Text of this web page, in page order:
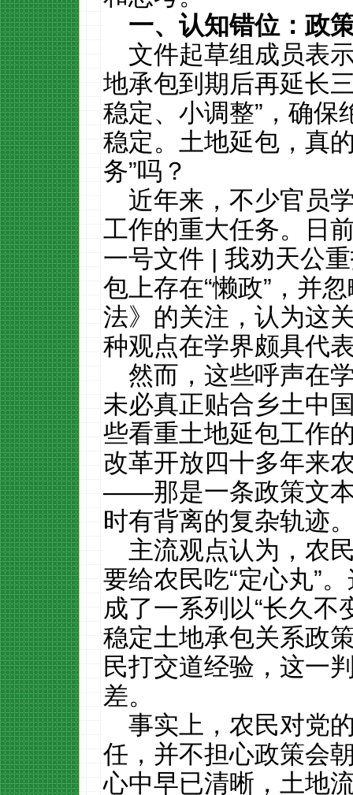
一、认知错位：政
文件起草组成员表
地承包到期后再延长
稳定、小调整”，确保
稳定。土地延包，真
务”吗？
近年来，不少官员
工作的重大任务。日
一号文件 | 我劝天公
包上存在“懒政”，并
法》的关注，认为这
种观点在学界颇具代
然而，这些呼声在
未必真正贴合乡土中
些看重土地延包工作
改革开放四十多年来
——那是一条政策文
时有背离的复杂轨迹
主流观点认为，农
要给农民吃“定心丸”
成了一系列以“长久不
稳定土地承包关系政
民打交道经验，这一
差。
事实上，农民对党
任，并不担心政策会
心中早已清晰，土地